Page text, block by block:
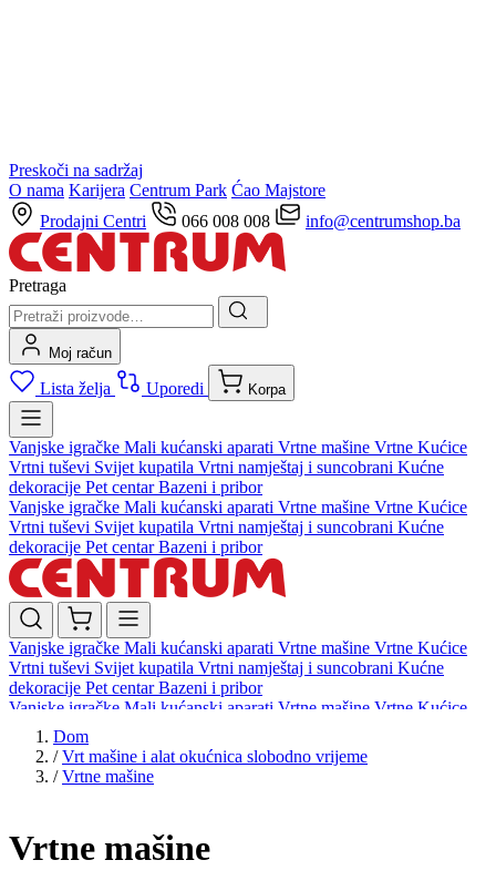
Preskoči na sadržaj
O nama Karijera Centrum Park Ćao Majstore
Prodajni Centri
066 008 008 info@centrumshop.ba
Pretraga
Moj račun
Lista želja Uporedi Korpa
Vanjske igračke Mali kućanski aparati Vrtne mašine Vrtne Kućice
Vrtni tuševi Svijet kupatila Vrtni namještaj i suncobrani Kućne
dekoracije Pet centarBazeni i pribor
Vanjske igračke Mali kućanski aparati Vrtne mašine Vrtne Kućice
Vrtni tuševi Svijet kupatila Vrtni namještaj i suncobrani Kućne
dekoracije Pet centarBazeni i pribor
Vanjske igračke Mali kućanski aparati Vrtne mašine Vrtne Kućice
Vrtni tuševi Svijet kupatila Vrtni namještaj i suncobrani Kućne
dekoracije Pet centarBazeni i pribor
Vanjske igračke Mali kućanski aparati Vrtne mašine Vrtne Kućice
Vrtni tuševi
dekoracijePet centar Bazeni i pribor
Dom
/ Vrt mašine i alat okućnica slobodno vrijeme
/ Vrtne mašine
Vrtne mašine